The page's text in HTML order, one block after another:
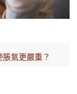
氣更嚴重？